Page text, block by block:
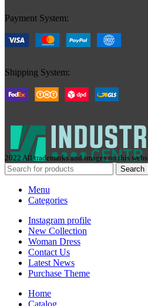
Payment System:
Shipping System:
2022 All trademarks and images on this
Search
Menu
Categories
Instagram profile
New Collection
Woman Dress
Contact Us
Latest News
Purchase Theme
Home
Сatalog